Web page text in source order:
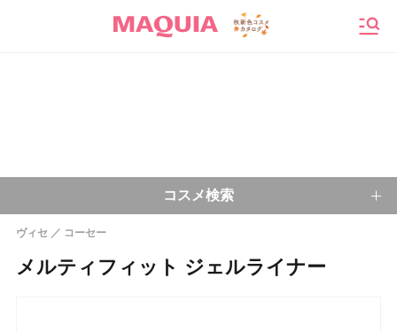
コスメ検索
ヴィセ コーセー
メルティフィット ジェルライナー